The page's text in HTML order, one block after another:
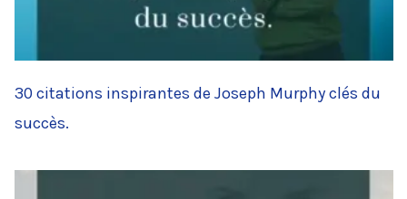
30 citations inspirantes de Joseph Murphy clés du
succès.